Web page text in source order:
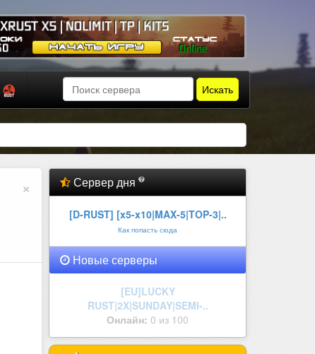
Искать
× Сервер дня
[D-RUST] [x5-x10|MAX-5|TOP-3|..
Как попасть сюда
Новые серверы
GEXRUST X5 | NOLIMIT | TP | KI..
Онлайн:2 из 150
Раскрутите ваш сервер